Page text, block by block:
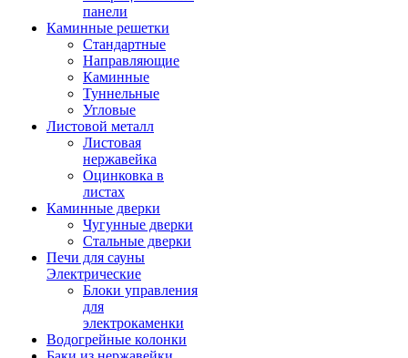
панели
Каминные решетки
Стандартные
Направляющие
Каминные
Туннельные
Угловые
Листовой металл
Листовая
нержавейка
Оцинковка в
листах
Каминные дверки
Чугунные дверки
Стальные дверки
Печи для сауны
Электрические
Блоки управления
для
электрокаменки
Водогрейные колонки